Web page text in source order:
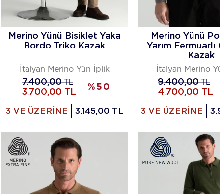
Merino Yünü Bisiklet Yaka
Bordo Triko Kazak
İtalyan Merino Yün İplik
7.400,00TL
3.700,00 TL
% 50
3 VE ÜZERİNE 3.145,00 TL
Merino Yünü
Yarım Fermuarlı
Kazak
İtalyan Merino
9.400,00TL
4.700,00 TL
3 VE ÜZERİNE